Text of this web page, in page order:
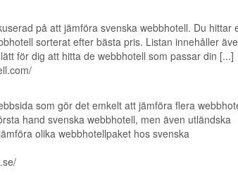
på att jämföra svenska webbhotell. Du hittar
sorterat efter bästa pris. Listan innehåller
för dig att hitta de webbhotell som passar din [...]
som gör det emkelt att jämföra flera
hand svenska webbhotell, men även utländska
olika webbhotellpaket hos svenska